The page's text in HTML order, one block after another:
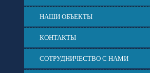
НАШИ ОБЪЕКТЫ
КОНТАКТЫ
СОТРУДНИЧЕСТВО С НАМИ